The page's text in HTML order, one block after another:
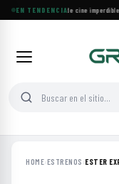
EN TENDENCIA
Cuatro festivales de cine
HOME›ESTRENOS ›ESTER